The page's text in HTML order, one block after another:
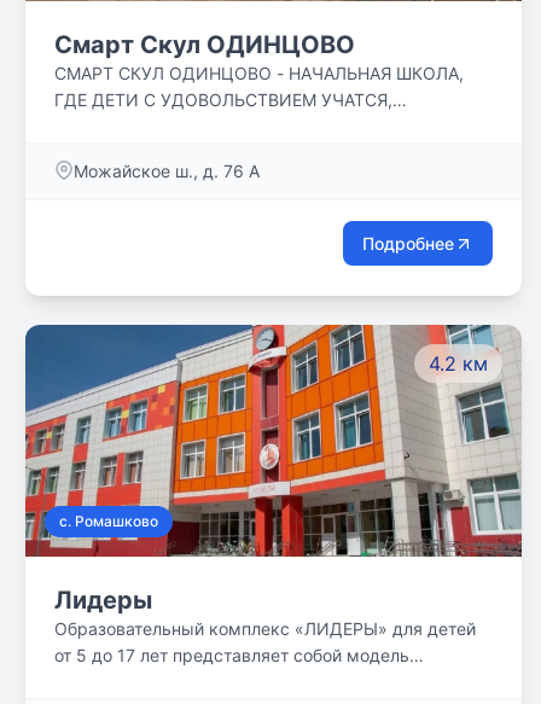
Смарт Скул ОДИНЦОВО
СМАРТ СКУЛ ОДИНЦОВО - НАЧАЛЬНАЯ ШКОЛА,
ГДЕ ДЕТИ С УДОВОЛЬСТВИЕМ УЧАТСЯ,
ДРУЖЕЛЮБНОЙ АТМОСФЕРЕ.
Можайское ш., д. 76 А
Подробнее
4.2 км
с. Ромашково
Лидеры
Образовательный комплекс «ЛИДЕРЫ» для детей
от 5 до 17 лет представляет собой модель